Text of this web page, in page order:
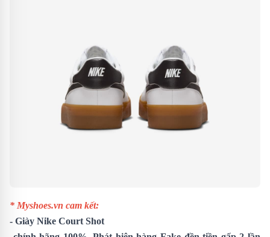
* Myshoes.vn cam kết:
- Giày Nike Court Shot